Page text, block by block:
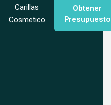
Carillas
Cosmetico
Obtener
Presupuesto